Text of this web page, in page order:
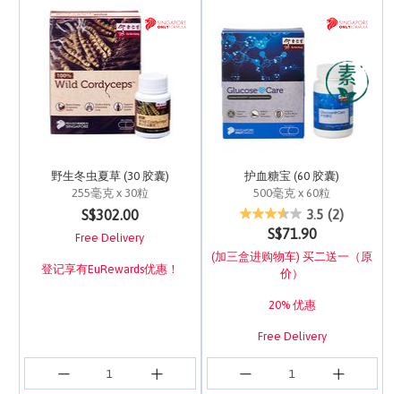
野生冬虫夏草 (30 胶囊)
255毫克 x 30粒
5 out of 5 Customer Rating
S$302.00
Free Delivery
登记享有EuRewards优惠！
护血糖宝 (60 胶囊)
500毫克 x 60粒
5 out of 5 Customer
3.5 (2)
S$71.90
(加三盒进购物车) 买二送一（原
价）
20% 优惠
Free Delivery
登记享有EuRewards优惠！